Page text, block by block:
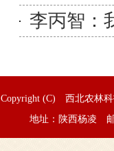
李丙智：
Copyright (C) 西北农林
地址：陕西杨凌